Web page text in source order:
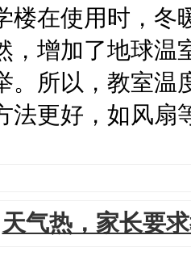
楼在使用时，冬
，增加了地球温
。所以，教室温
法更好，如风扇
天气热，家长要